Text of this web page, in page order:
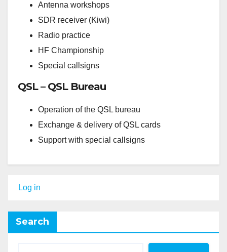
Antenna workshops
SDR receiver (Kiwi)
Radio practice
HF Championship
Special callsigns
QSL – QSL Bureau
Operation of the QSL bureau
Exchange & delivery of QSL cards
Support with special callsigns
Log in
Search